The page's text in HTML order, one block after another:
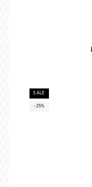
SALE
-25%